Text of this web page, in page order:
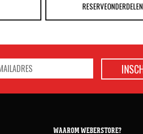
RESERVEONDERDELEN
WAAROM WEBERSTORE?